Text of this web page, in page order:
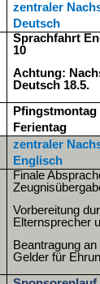
zentraler
Deutsch
Sprachfahrt
10
Achtung:
Deutsch 18.5.
Ferientag
zentraler
Englisch
Finale
Vorbereitung
Elternsprecher
Beantragung
Gelder für